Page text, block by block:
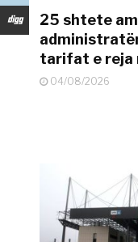
25 shtete
tarifat e reja
04/08/2026